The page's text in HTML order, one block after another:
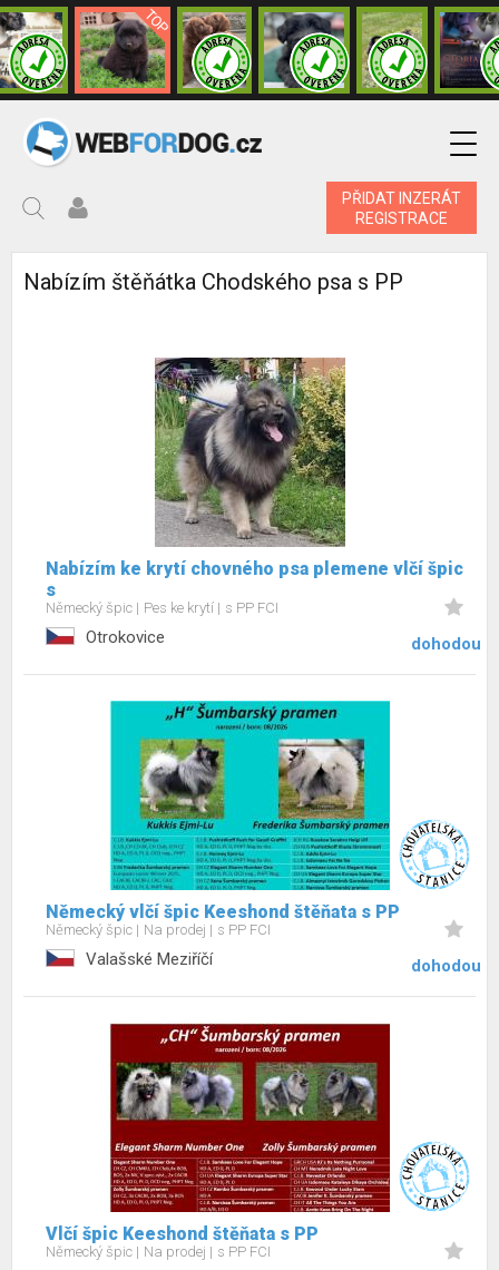
PŘIDAT INZERÁT
REGISTRACE
Nabízím štěňátka Chodského psa s PP
Nabízím ke krytí chovného psa plemene vlčí špic
s
Německý špic Pes ke krytí s PP FCI
Otrokovice dohodou
Německý vlčí špic Keeshond štěňata s PP
Německý špic Na prodej s PP FCI
Valašské Meziříčí dohodou
Vlčí špic Keeshond štěňata s PP
Německý špic Na prodej s PP FCI